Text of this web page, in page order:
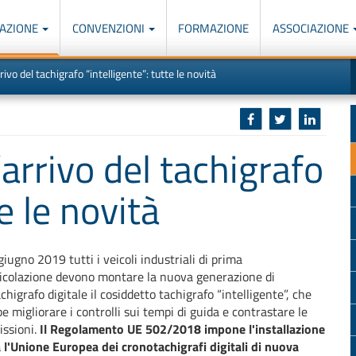
CONVENZIONI FORMAZIONE ASSOCIAZIONE
del tachigrafo “intelligente”: tutte le novità
del tachigrafo
le novità
2019 tutti i veicoli industriali di prima
devono montare la nuova generazione di
digitale il cosiddetto tachigrafo “intelligente”, che
migliorare i controlli sui tempi di guida e contrastare le
Il Regolamento UE 502/2018 impone l'installazione
Europea dei cronotachigrafi digitali di nuova